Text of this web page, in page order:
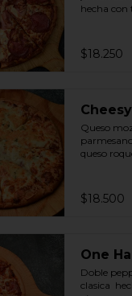
hecha
$18.250
Queso
queso
puerro.
$18.500
One
Doble
clasica